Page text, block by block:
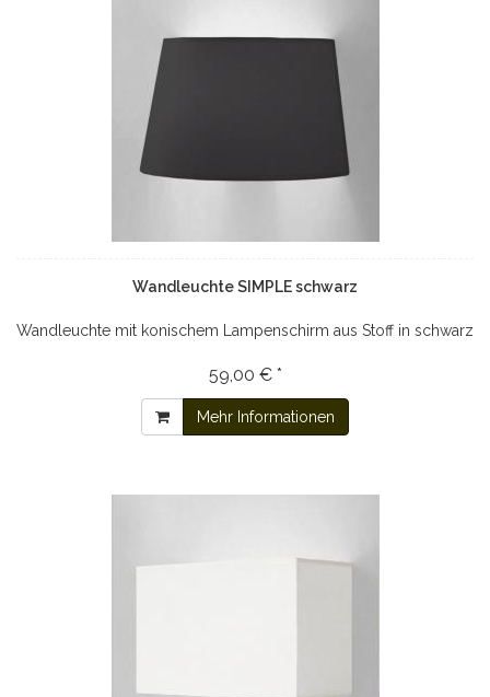
Wandleuchte SIMPLE schwarz
Wandleuchte mit konischem Lampenschirm aus Stoff in schwarz
59,00 € *
Mehr Informationen